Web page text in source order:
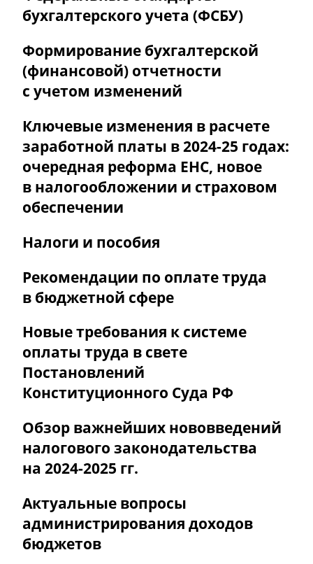
бухгалтерского учета (ФСБУ)
Формирование бухгалтерской
(финансовой) отчетности
с учетом изменений
Ключевые изменения в расчете
заработной платы в2024-25 годах:
очередная реформа ЕНС, новое
в налогообложении и страховом
обеспечении
Налоги и пособия
Рекомендации по оплате труда
в бюджетной сфере
Новые требования к системе
оплаты труда в свете
Постановлений
Конституционного Суда РФ
Обзор важнейших нововведений
налогового законодательства
на 2024-2025 гг.
Актуальные вопросы
администрирования доходов
бюджетов